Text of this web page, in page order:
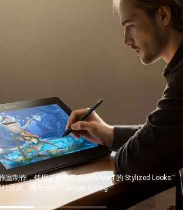
室制作，使用了皮克斯 RenderMan 的 Stylized Looks
行渲染。角色设计：Jesper Ejsing